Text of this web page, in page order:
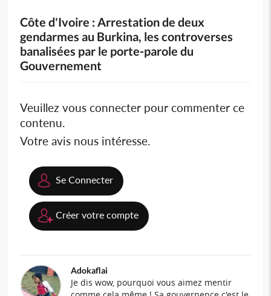
Côte d'Ivoire : Arrestation de deux
gendarmes au Burkina, les controverses
banalisées par le porte-parole du
Gouvernement
Veuillez vous connecter pour commenter ce
contenu.
Votre avis nous intéresse.
Se Connecter
Créer votre compte
Adokaflai
Je dis wow, pourquoi vous aimez mentir